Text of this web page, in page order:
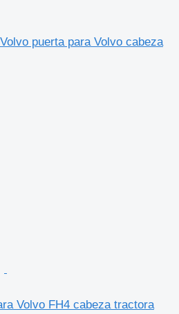
puerta para Volvo cabeza
Volvo FH4 cabeza tractora